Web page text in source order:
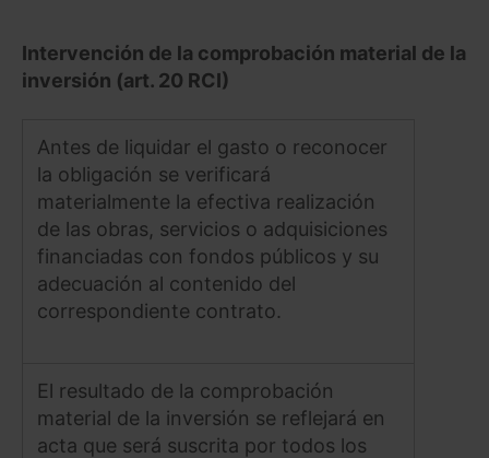
Intervención de la comprobación material de la
inversión (art. 20 RCI)
Antes de liquidar el gasto o reconocer
la obligación se verificará
materialmente la efectiva realización
de las obras, servicios o adquisiciones
financiadas con fondos públicos y su
adecuación al contenido del
correspondiente contrato.
El resultado de la comprobación
material de la inversión se reflejará en
acta que será suscrita por todos los